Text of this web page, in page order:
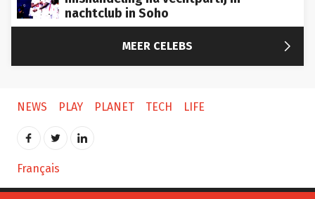
nachtclub in Soho
MEER CELEBS 
NEWS PLAY PLANET TECH LIFE
Français